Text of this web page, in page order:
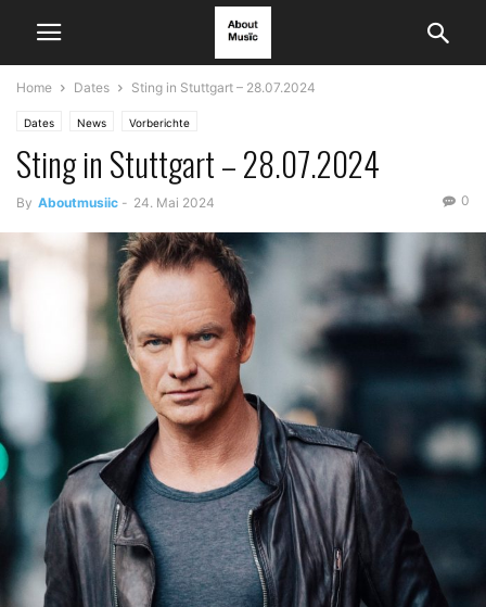
Home Dates Sting in Stuttgart – 28.07.2024
Dates News Vorberichte
Sting in Stuttgart – 28.07.2024
By Aboutmusiic - 24. Mai 2024 0